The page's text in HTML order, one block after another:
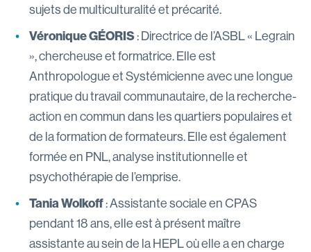
sujets de multiculturalité et précarité.
Véronique GÉORIS: Directrice de l’ASBL « Legrain
», chercheuse et formatrice. Elle est
Anthropologue et Systémicienne avec une longue
pratique du travail communautaire, de la recherche-
action en commun dans les quartiers populaires et
de la formation de formateurs. Elle est également
formée en PNL, analyse institutionnelle et
psychothérapie de l’emprise.
Tania Wolkoff: Assistante sociale en CPAS
pendant 18 ans, elle est à présent maître
assistante au sein de la HEPL où elle a en charge